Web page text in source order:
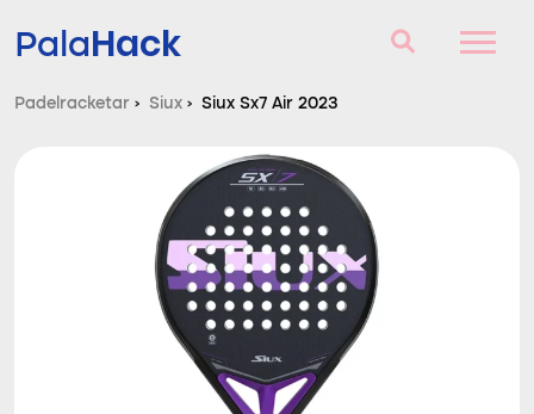
PalaHack
Padelracketar
Frågor och svar
Komparator
Padelracketar › Siux › Siux Sx7 Air 2023